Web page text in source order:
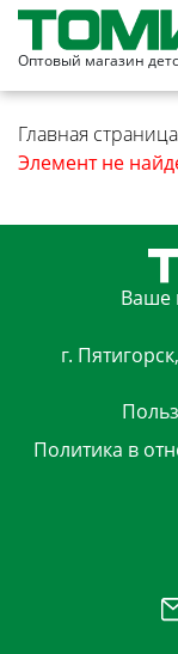
Оптовый магазин
Главная страница
Элемент не
Ваше
г.
Политика в